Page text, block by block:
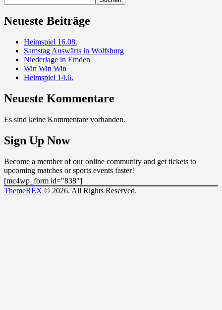
Neueste Beiträge
Heimspiel 16.08.
Samstag Auswärts in Wolfsburg
Niederlage in Emden
Win Win Win
Heimspiel 14.6.
Neueste Kommentare
Es sind keine Kommentare vorhanden.
Sign Up Now
Become a member of our online community and get tickets to
upcoming matches or sports events faster!
[mc4wp_form id="838"]
ThemeREX © 2026. All Rights Reserved.